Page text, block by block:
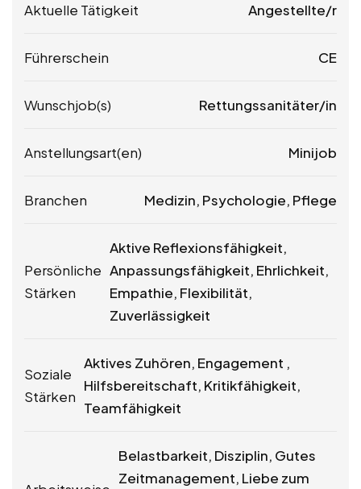
Aktuelle Tätigkeit Angestellte/r
Führerschein CE
Wunschjob(s) Rettungssanitäter/in
Anstellungsart(en) Minijob
Branchen Medizin, Psychologie, Pflege
Persönliche
Stärken
Aktive Reflexionsfähigkeit,
Anpassungsfähigkeit, Ehrlichkeit,
Empathie, Flexibilität,
Zuverlässigkeit
Soziale
Stärken
Aktives Zuhören, Engagement ,
Hilfsbereitschaft, Kritikfähigkeit,
Teamfähigkeit
Belastbarkeit, Disziplin, Gutes
Zeitmanagement, Liebe zum